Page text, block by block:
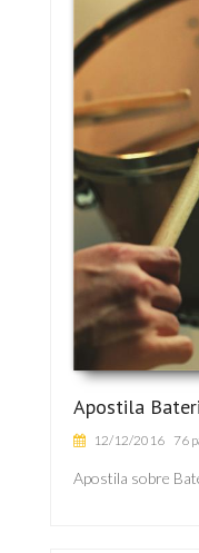
Apostila
12/12/2016 76
Apostila sobre